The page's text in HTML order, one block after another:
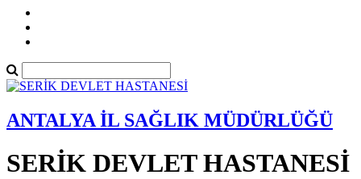
ANTALYA İL SAĞLIK MÜDÜRLÜĞÜ
SERİK DEVLET HASTANESİ